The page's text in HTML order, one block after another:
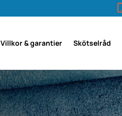
Villkor & garantier Skötselråd